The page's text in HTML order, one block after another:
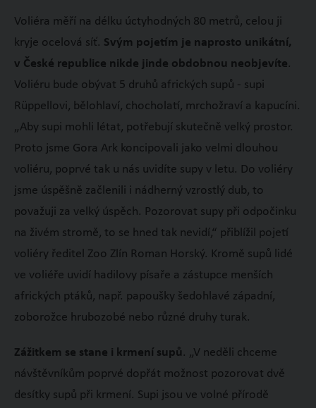
Voliéra měří na délku úctyhodných 80 metrů, celou ji
kryje ocelová síť. Svým pojetím je naprosto unikátní,
v České republice nikde jinde obdobnou neobjevíte.
Voliéru bude obývat 5 druhů afrických supů - supi
Rüppellovi, bělohlaví, chocholatí, mrchožraví a kapucíni.
„Aby supi mohli létat, potřebují skutečně velký prostor.
Proto jsme Gora Ark koncipovali jako velmi dlouhou
voliéru, poprvé tak u nás uvidíte supy v letu. Do voliéry
jsme úspěšně začlenili i nádherný vzrostlý dub, to
považuji za velký úspěch. Pozorovat supy při odpočinku
na živém stromě, to se hned tak nevidí,“ přiblížil pojetí
voliéry ředitel Zoo Zlín Roman Horský. Kromě supů lidé
ve voliéře uvidí hadilovy písaře a zástupce menších
afrických ptáků, např. papoušky šedohlavé západní,
zoborožce hrubozobé nebo různé druhy turak.
Zážitkem se stane i krmení supů . „V neděli chceme
návštěvníkům poprvé dopřát možnost pozorovat dvě
desítky supů při krmení. Supi jsou ve volné přírodě